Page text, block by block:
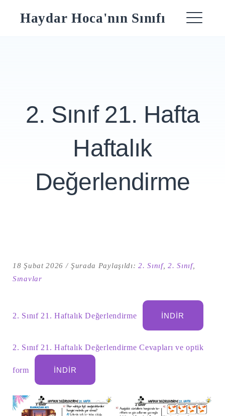
Haydar Hoca'nın Sınıfı
Şu
için
sonuçları:
2. Sınıf 21. Hafta
Haftalık
Değerlendirme
18 Şubat 2026 Şurada Paylaşıldı:2. Sınıf,2. Sınıf,
Sınavlar
2. Sınıf 21. Haftalık Değerlendirme İNDIR
2. Sınıf 21. Haftalık Değerlendirme Cevapları ve optik
form İNDIR